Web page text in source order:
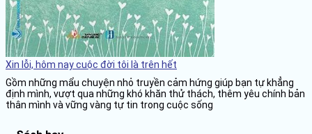
Xin lỗi, hôm nay cuộc đời tôi là trên hết
Gồm những mẩu chuyện nhỏ truyền cảm hứng giúp bạn tự khẳng
định mình, vượt qua những khó khăn thử thách, thêm yêu chính bản
thân mình và vững vàng tự tin trong cuộc sống